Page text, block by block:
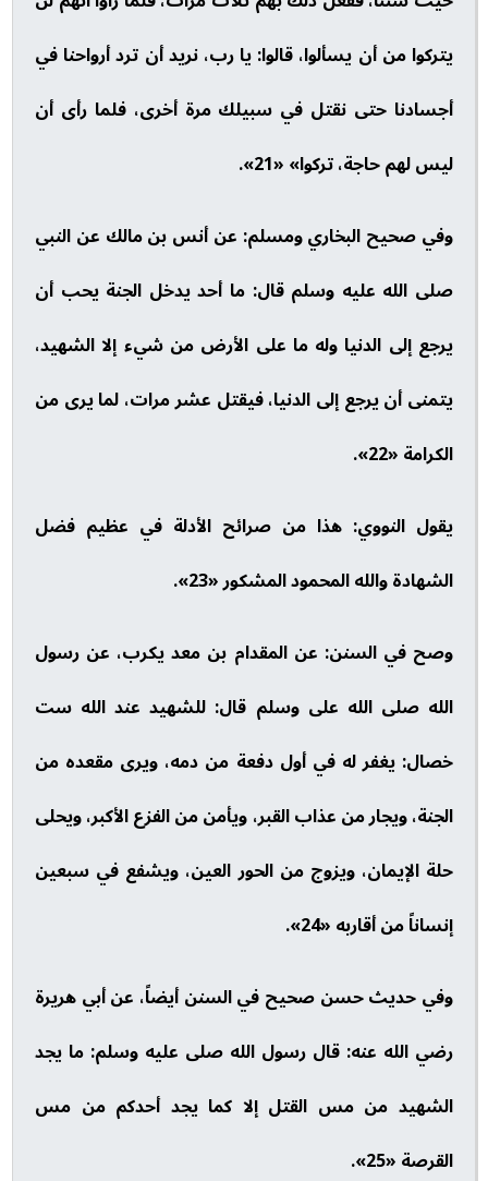
يتركوا من أن يسألوا، قالوا: يا رب، نريد أن ترد أرواحنا في
أجسادنا حتى نقتل في سبيلك مرة أخرى، فلما رأى أن
ليس لهم حاجة، تركوا» «21».
وفي صحيح البخاري ومسلم: عن أنس بن مالك عن النبي
صلى الله عليه وسلم قال: ما أحد يدخل الجنة يحب أن
يرجع إلى الدنيا وله ما على الأرض من شيء إلا الشهيد،
يتمنى أن يرجع إلى الدنيا، فيقتل عشر مرات، لما يرى من
الكرامة «22».
يقول النووي: هذا من صرائح الأدلة في عظيم فضل
الشهادة والله المحمود المشكور «23».
وصح في السنن: عن المقدام بن معد يكرب، عن رسول
الله صلى الله على وسلم قال: للشهيد عند الله ست
خصال: يغفر له في أول دفعة من دمه، ويرى مقعده من
الجنة، ويجار من عذاب القبر، ويأمن من الفزع الأكبر، ويحلى
حلة الإيمان، ويزوج من الحور العين، ويشفع في سبعين
إنساناً من أقاربه «24».
وفي حديث حسن صحيح في السنن أيضاً، عن أبي هريرة
رضي الله عنه: قال رسول الله صلى عليه وسلم: ما يجد
الشهيد من مس القتل إلا كما يجد أحدكم من مس
القرصة «25».